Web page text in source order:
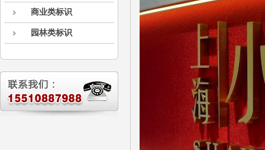
商业类标识
园林类标识